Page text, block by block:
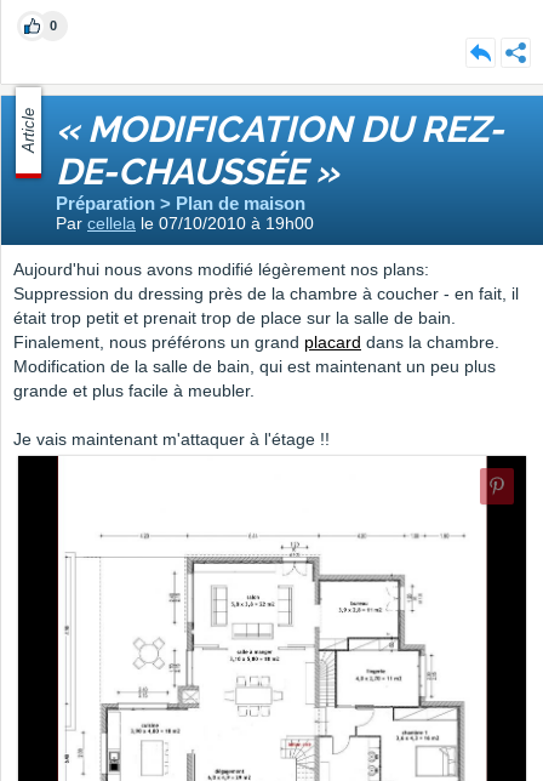
0
Article « MODIFICATION DU REZ-
DE-CHAUSSÉE »
Préparation > Plan de maison
Par cellela le 07/10/2010 à 19h00
Aujourd'hui nous avons modifié légèrement nos plans:
Suppression du dressing près de la chambre à coucher - en fait, il
était trop petit et prenait trop de place sur la salle de bain.
Finalement, nous préférons un grand placard dans la chambre.
Modification de la salle de bain, qui est maintenant un peu plus
grande et plus facile à meubler.
Je vais maintenant m'attaquer à l'étage !!